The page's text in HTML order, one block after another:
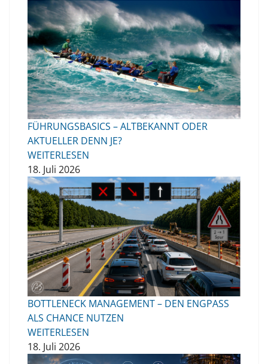
FÜHRUNGSBASICS – ALTBEKANNT ODER
AKTUELLER DENN JE?
WEITERLESEN
18. Juli 2026
BOTTLENECK MANAGEMENT – DEN ENGPASS
ALS CHANCE NUTZEN
WEITERLESEN
18. Juli 2026